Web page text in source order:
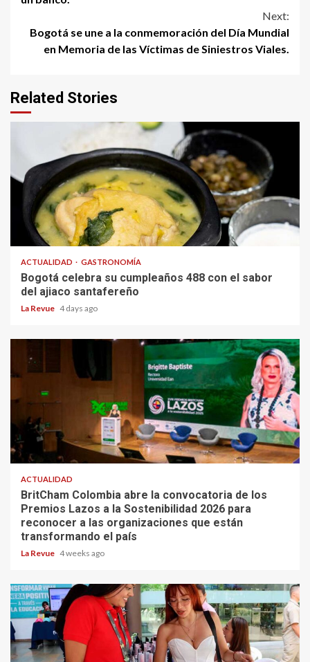
Next:
Bogotá se une a la conmemoración del Día Mundial
en Memoria de las Víctimas de Siniestros Viales.
Related Stories
ACTUALIDAD GASTRONOMÍA
Bogotá celebra su cumpleaños 488 con el sabor
del ajiaco santafereño
La Revue 4 days ago
ACTUALIDAD
BritCham Colombia abre la convocatoria de los
Premios Lazos a la Sostenibilidad 2026 para
reconocer a las organizaciones que están
transformando el país
La Revue 4 weeks ago